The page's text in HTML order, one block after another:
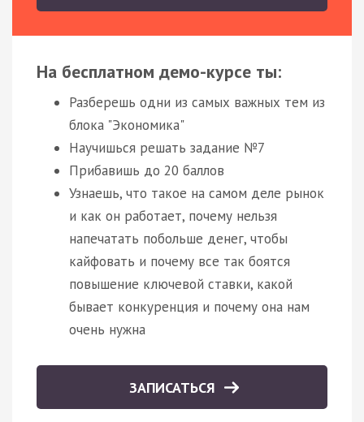
На бесплатном демо-курсе ты:
Разберешь одни из самых важных тем из
блока "Экономика"
Научишься решать задание №7
Прибавишь до 20 баллов
Узнаешь, что такое на самом деле рынок
и как он работает, почему нельзя
напечатать побольше денег, чтобы
кайфовать и почему все так боятся
повышение ключевой ставки, какой
бывает конкуренция и почему она нам
очень нужна
ЗАПИСАТЬСЯ